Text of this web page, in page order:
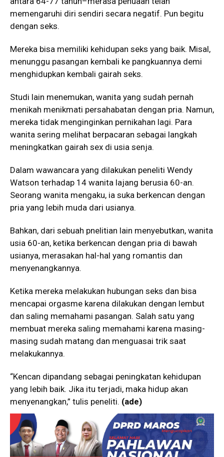
memengaruhi diri sendiri secara negatif. Pun begitu
dengan seks.
Mereka bisa memiliki kehidupan seks yang baik. Misal,
menunggu pasangan kembali ke pangkuannya demi
menghidupkan kembali gairah seks.
Studi lain menemukan, wanita yang sudah pernah
menikah menikmati persahabatan dengan pria. Namun,
mereka tidak menginginkan pernikahan lagi. Para
wanita sering melihat berpacaran sebagai langkah
meningkatkan gairah sex di usia senja.
Dalam wawancara yang dilakukan peneliti Wendy
Watson terhadap 14 wanita lajang berusia 60-an.
Seorang wanita mengaku, ia suka berkencan dengan
pria yang lebih muda dari usianya.
Bahkan, dari sebuah pnelitian lain menyebutkan, wanita
usia 60-an, ketika berkencan dengan pria di bawah
usianya, merasakan hal-hal yang romantis dan
menyenangkannya.
Ketika mereka melakukan hubungan seks dan bisa
mencapai orgasme karena dilakukan dengan lembut
dan saling memahami pasangan. Salah satu yang
membuat mereka saling memahami karena masing-
masing sudah matang dan menguasai trik saat
melakukannya.
“Kencan dipandang sebagai peningkatan kehidupan
yang lebih baik. Jika itu terjadi, maka hidup akan
menyenangkan,” tulis peneliti. (ade)